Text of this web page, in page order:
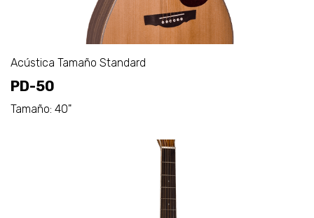
Acústica Tamaño Standard
PD-50
Tamaño: 40"